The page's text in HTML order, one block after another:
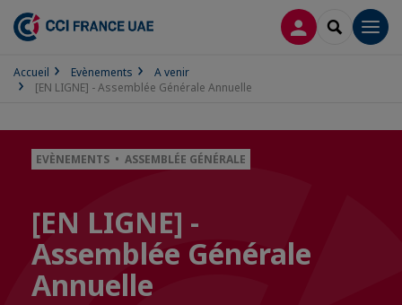
CONNEXION
Accueil Evènements
A venir
[EN LIGNE] - Assemblée Générale Annuelle
EVÈNEMENTS • ASSEMBLÉE GÉNÉRALE
[EN LIGNE] -
Assemblée Générale
Annuelle